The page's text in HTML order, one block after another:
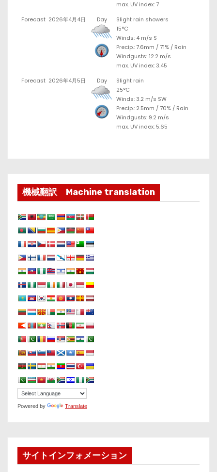
max. UV index: 7
Forecast 2026年4月4日 Day
Slight rain showers
15°C
Winds: 4 m/s S
Precip.:7.6mm /71% / Rain
Windgusts: 12.2 m/s
max. UV index: 3.45
Forecast 2026年4月5日 Day
Slight rain
25°C
Winds: 3.2 m/s SW
Precip.: 2.5mm /70% / Rain
Windgusts: 9.2 m/s
max. UV index: 5.65
機械翻訳 Machine translation
Powered by Translate
サイトインフォメーション